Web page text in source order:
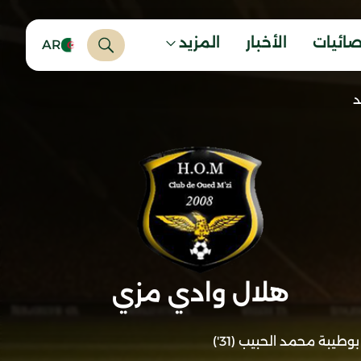
الأخبار المزيد AR
هلال وادي مزي
بوطيبة محمد الحبيب (31')